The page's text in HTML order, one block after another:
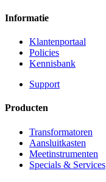
Informatie
Klantenportaal
Policies
Kennisbank
Support
Producten
Transformatoren
Aansluitkasten
Meetinstrumenten
Specials & Services